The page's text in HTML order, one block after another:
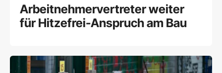
Arbeitnehmervertreter weiter
für Hitzefrei-Anspruch am Bau